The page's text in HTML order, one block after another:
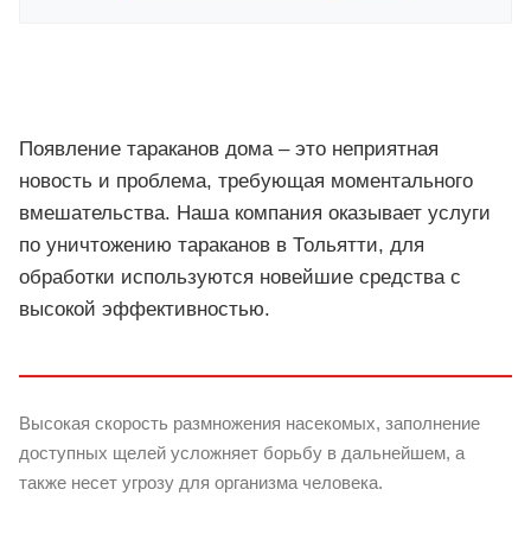
Появление тараканов дома – это неприятная
новость и проблема, требующая моментального
вмешательства. Наша компания оказывает услуги
по уничтожению тараканов в Тольятти, для
обработки используются новейшие средства с
высокой эффективностью.
Высокая скорость размножения насекомых, заполнение
доступных щелей усложняет борьбу в дальнейшем, а
также несет угрозу для организма человека.